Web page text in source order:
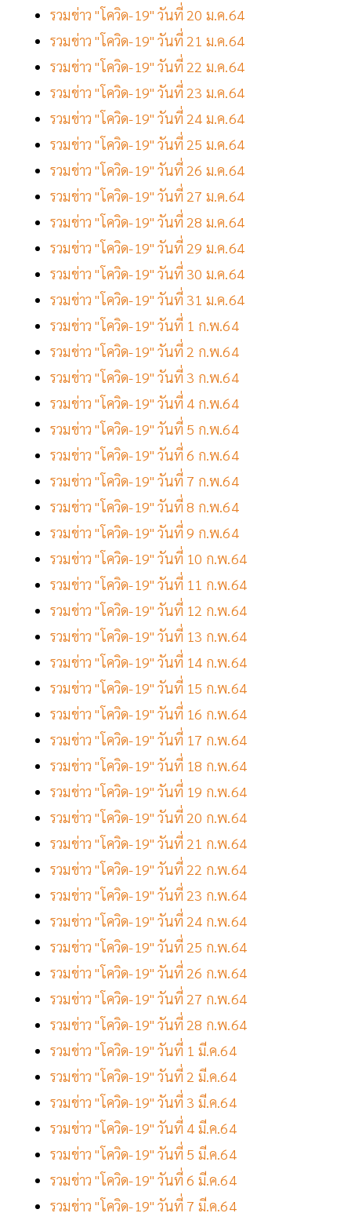
รวมข่าว "โควิด-19" วันที่ 20 ม.ค.64
รวมข่าว "โควิด-19" วันที่ 21 ม.ค.64
รวมข่าว "โควิด-19" วันที่ 22 ม.ค.64
รวมข่าว "โควิด-19" วันที่ 23 ม.ค.64
รวมข่าว "โควิด-19" วันที่ 24 ม.ค.64
รวมข่าว "โควิด-19" วันที่ 25 ม.ค.64
รวมข่าว "โควิด-19" วันที่ 26 ม.ค.64
รวมข่าว "โควิด-19" วันที่ 27 ม.ค.64
รวมข่าว "โควิด-19" วันที่ 28 ม.ค.64
รวมข่าว "โควิด-19" วันที่ 29 ม.ค.64
รวมข่าว "โควิด-19" วันที่ 30 ม.ค.64
รวมข่าว "โควิด-19" วันที่ 31 ม.ค.64
รวมข่าว "โควิด-19" วันที่ 1 ก.พ.64
รวมข่าว "โควิด-19" วันที่ 2 ก.พ.64
รวมข่าว "โควิด-19" วันที่ 3 ก.พ.64
รวมข่าว "โควิด-19" วันที่ 4 ก.พ.64
รวมข่าว "โควิด-19" วันที่ 5 ก.พ.64
รวมข่าว "โควิด-19" วันที่ 6 ก.พ.64
รวมข่าว "โควิด-19" วันที่ 7 ก.พ.64
รวมข่าว "โควิด-19" วันที่ 8 ก.พ.64
รวมข่าว "โควิด-19" วันที่ 9 ก.พ.64
รวมข่าว "โควิด-19" วันที่ 10 ก.พ.64
รวมข่าว "โควิด-19" วันที่ 11 ก.พ.64
รวมข่าว "โควิด-19" วันที่ 12 ก.พ.64
รวมข่าว "โควิด-19" วันที่ 13 ก.พ.64
รวมข่าว "โควิด-19" วันที่ 14 ก.พ.64
รวมข่าว "โควิด-19" วันที่ 15 ก.พ.64
รวมข่าว "โควิด-19" วันที่ 16 ก.พ.64
รวมข่าว "โควิด-19" วันที่ 17 ก.พ.64
รวมข่าว "โควิด-19" วันที่ 18 ก.พ.64
รวมข่าว "โควิด-19" วันที่ 19 ก.พ.64
รวมข่าว "โควิด-19" วันที่ 20 ก.พ.64
รวมข่าว "โควิด-19" วันที่ 21 ก.พ.64
รวมข่าว "โควิด-19" วันที่ 22 ก.พ.64
รวมข่าว "โควิด-19" วันที่ 23 ก.พ.64
รวมข่าว "โควิด-19" วันที่ 24 ก.พ.64
รวมข่าว "โควิด-19" วันที่ 25 ก.พ.64
รวมข่าว "โควิด-19" วันที่ 26 ก.พ.64
รวมข่าว "โควิด-19" วันที่ 27 ก.พ.64
รวมข่าว "โควิด-19" วันที่ 28 ก.พ.64
รวมข่าว "โควิด-19" วันที่ 1 มี.ค.64
รวมข่าว "โควิด-19" วันที่ 2 มี.ค.64
รวมข่าว "โควิด-19" วันที่ 3 มี.ค.64
รวมข่าว "โควิด-19" วันที่ 4 มี.ค.64
รวมข่าว "โควิด-19" วันที่ 5 มี.ค.64
รวมข่าว "โควิด-19" วันที่ 6 มี.ค.64
รวมข่าว "โควิด-19" วันที่ 7 มี.ค.64